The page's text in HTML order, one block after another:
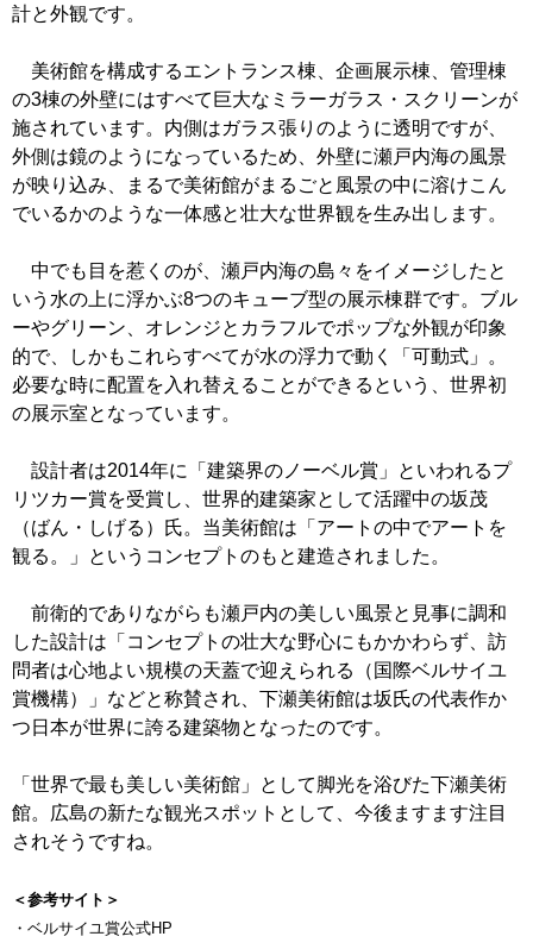
計と外観です。
美術館を構成するエントランス棟、企画展示棟、管理棟
の3棟の外壁にはすべて巨大なミラーガラス・スクリーンが
施されています。内側はガラス張りのように透明ですが、
外側は鏡のようになっているため、外壁に瀬戸内海の風景
が映り込み、まるで美術館がまるごと風景の中に溶けこん
でいるかのような一体感と壮大な世界観を生み出します。
中でも目を惹くのが、瀬戸内海の島々をイメージしたと
いう水の上に浮かぶ8つのキューブ型の展示棟群です。ブル
ーやグリーン、オレンジとカラフルでポップな外観が印象
的で、しかもこれらすべてが水の浮力で動く「可動式」。
必要な時に配置を入れ替えることができるという、世界初
の展示室となっています。
設計者は2014年に「建築界のノーベル賞」といわれるプ
リツカー賞を受賞し、世界的建築家として活躍中の坂茂
（ばん・しげる）氏。当美術館は「アートの中でアートを
観る。」というコンセプトのもと建造されました。
前衛的でありながらも瀬戸内の美しい風景と見事に調和
した設計は「コンセプトの壮大な野心にもかかわらず、訪
問者は心地よい規模の天蓋で迎えられる（国際ベルサイユ
賞機構）」などと称賛され、下瀬美術館は坂氏の代表作か
つ日本が世界に誇る建築物となったのです。
「世界で最も美しい美術館」として脚光を浴びた下瀬美術
館。広島の新たな観光スポットとして、今後ますます注目
されそうですね。
＜参考サイト＞
・ベルサイユ賞公式HP